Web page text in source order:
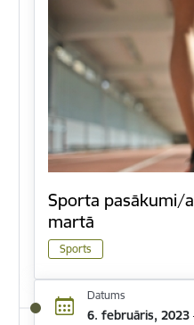
Sporta pasākumi/
martā
Sports
Datums
6. februāris, 2023